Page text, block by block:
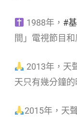
1988年， #
間」電視節目
2013年，天
天只有幾分鐘
2015年，天